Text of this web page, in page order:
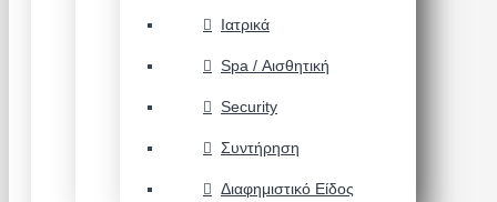
Ιατρικά
Spa / Αισθητική
Security
Συντήρηση
Διαφημιστικό Είδος